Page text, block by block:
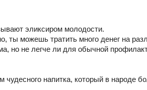
эликсиром молодости.
ты можешь тратить много денег на
но не легче ли для обычной
напитка, который в народе